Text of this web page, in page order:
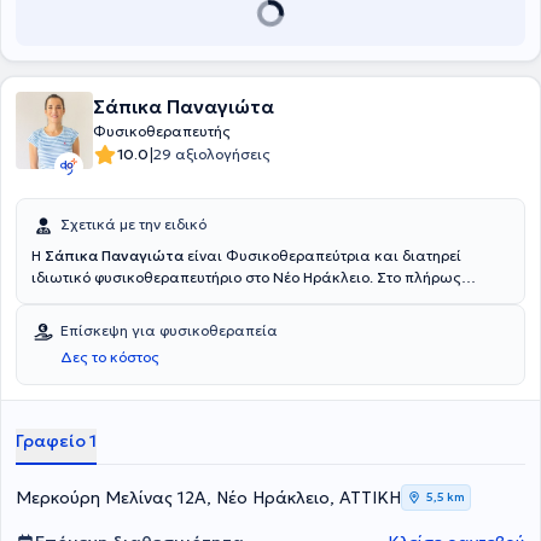
διασφαλίζοντας φροντίδα προσαρμοσμένη στις ανάγκες του κάθε
Σάπικα Παναγιώτα
Φυσικοθεραπευτής
10.0|29 αξιολογήσεις
Σχετικά με την ειδικό
Η Σάπικα Παναγιώτα είναι Φυσικοθεραπεύτρια και διατηρεί
ιδιωτικό φυσικοθεραπευτήριο στο Νέο Ηράκλειο. Στο πλήρως
αφορούν μυοσκελετικές παθήσεις σε οξύ και χρόνιο στάδιο,
αθλητικές κακώσεις, νευρολογικές παθήσεις, εφαρμογή
kinesiotaping και μετεγχειρητική αποκατάσταση όπως
αρθροπλαστική ισχίου και γόνατος, ρήξη μηνίσκου, χιαστών και
διαθέτει και σύμβαση με ταμεία.
Επίσκεψη για φυσικοθεραπεία
Δες το κόστος
Γραφείο 1
Μερκούρη Μελίνας 12Α, Νέο Ηράκλειο, ΑΤΤΙΚΗ 5,5 km